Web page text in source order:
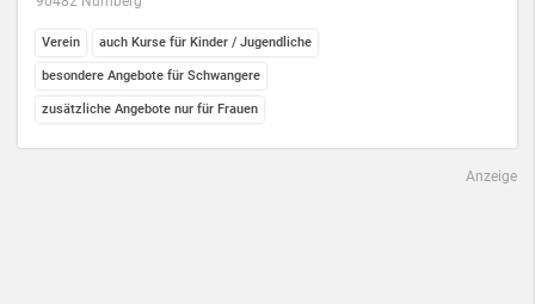
Verein auch Kurse für Kinder / Jugendliche
besondere Angebote für Schwangere
zusätzliche Angebote nur für Frauen
Anzeige